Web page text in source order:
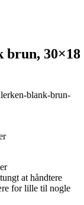
30×18
blank-brun-
at håndtere
for lille til nogle